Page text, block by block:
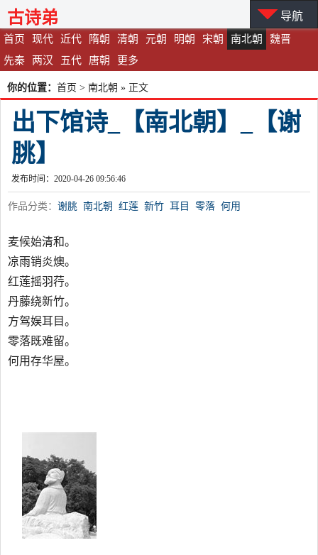
首页 现代 近代 隋朝 清朝 元朝 明朝 宋朝 南北朝
魏晋
先秦
两汉 五代 唐朝 更多
古诗弟 导航
你的位置： 首页 > 南北朝 » 正文
出下馆诗_【南北朝】_【谢
朓】
发布时间：2020-04-26 09:56:46
作品分类： 谢朓 南北朝 红莲 新竹 耳目 零落 何用
麦候始清和。
凉雨销炎燠。
红莲摇羽荇。
丹藤绕新竹。
方驾娱耳目。
零落既难留。
何用存华屋。